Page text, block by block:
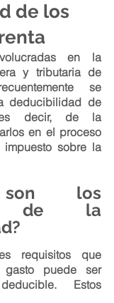
de los
en la
y tributaria de
se
deducibilidad de
es decir, de la
en el proceso
sobre la
son los
de la
requisitos que
puede ser
Estos